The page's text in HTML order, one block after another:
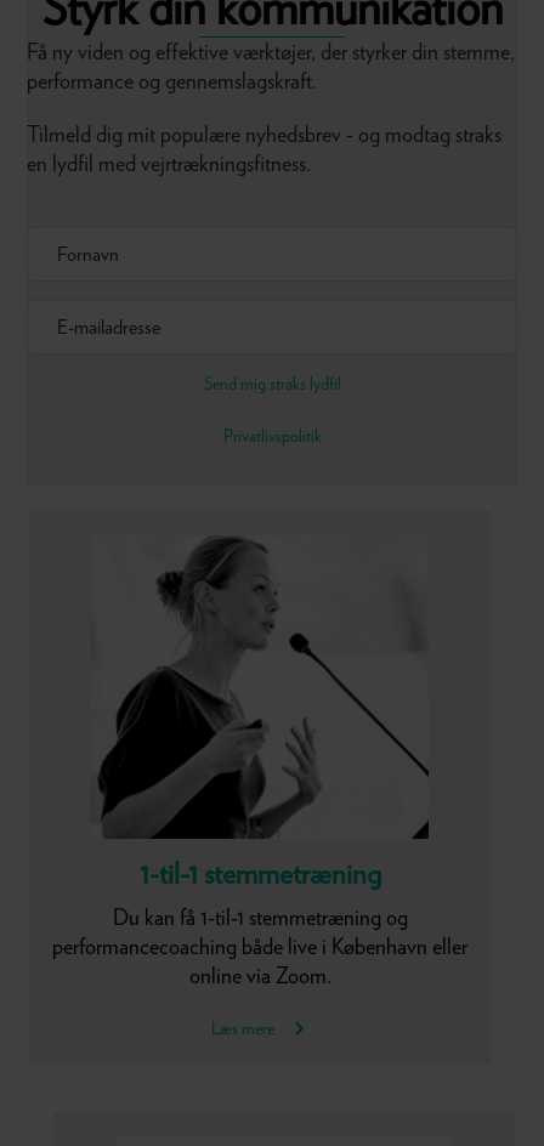
Få ny viden og effektive værktøjer, der styrker din stemme,
performance og gennemslagskraft.
Tilmeld dig mit populære nyhedsbrev - og modtag straks
en lydfil med vejrtrækningsfitness.
Send mig straks lydfil
Privatlivspolitik
1-til-1 stemmetræning
Du kan få 1-til-1 stemmetræning og
performancecoaching både live i København eller
online via Zoom.
Læs mere